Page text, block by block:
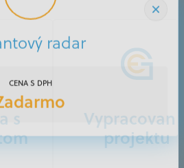
s
projektu
radar
CENA S DPH